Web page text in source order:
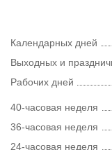
Календарных дней
Выходных и
Рабочих дней
40-часовая неделя
36-часовая неделя
24-часовая неделя